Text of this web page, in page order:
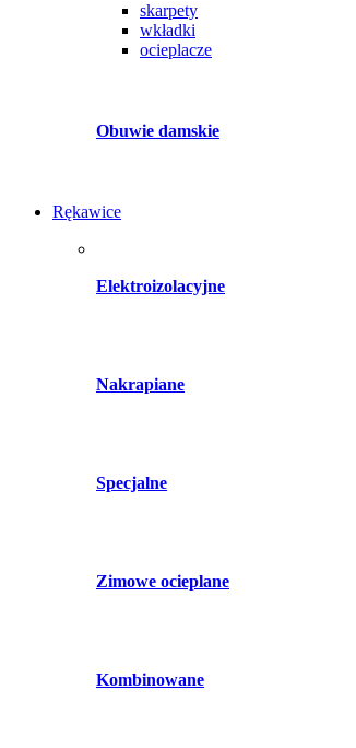
skarpety
wkładki
ocieplacze
Obuwie damskie
Rękawice
Elektroizolacyjne
Nakrapiane
Specjalne
Zimowe ocieplane
Kombinowane